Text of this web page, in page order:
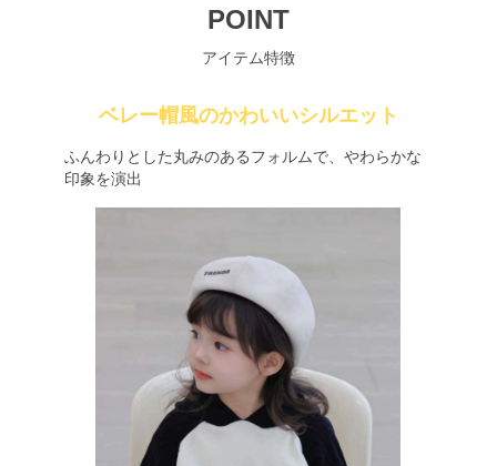
POINT
アイテム特徴
ベレー帽風のかわいいシルエット
ふんわりとした丸みのあるフォルムで、やわらかな
印象を演出